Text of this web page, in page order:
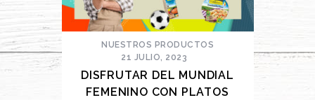
NUESTROS PRODUCTOS
21 JULIO, 2023
DISFRUTAR DEL MUNDIAL
FEMENINO CON PLATOS